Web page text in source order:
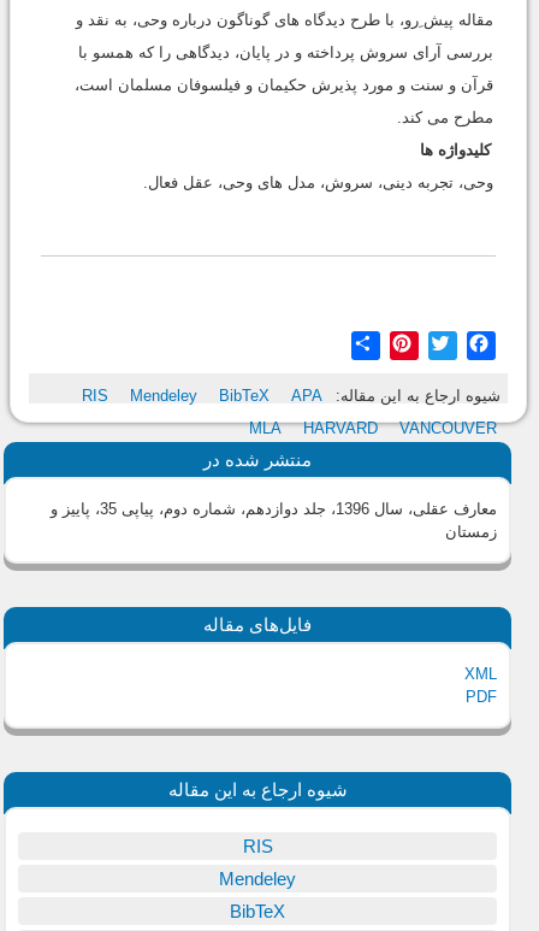
مقاله پیش ِرو، با طرح دیدگاه های گوناگون درباره وحی، به نقد و
بررسی آرای سروش پرداخته و در پایان، دیدگاهی را که همسو با
قرآن و سنت و مورد پذیرش حکیمان و فیلسوفان مسلمان است،
مطرح می کند.
کلیدواژه ها
وحی، تجربه دینی، سروش، مدل های وحی، عقل فعال.
Facebook
Twitter
Pinterest
شیوه ارجاع به این مقاله: RIS Mendeley BibTeX
APA
MLA
HARVARD VANCOUVER
منتشر شده در
معارف عقلی، سال 1396، جلد دوازدهم، شماره دوم، پیاپی 35، پاییز و
زمستان
فایل‌های مقاله
XML
PDF
شیوه ارجاع به این مقاله
RIS
Mendeley
BibTeX